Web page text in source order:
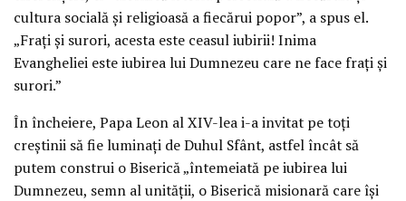
cultura socială și religioasă a fiecărui popor”, a spus el.
„Frați și surori, acesta este ceasul iubirii! Inima
Evangheliei este iubirea lui Dumnezeu care ne face frați și
surori.”
În încheiere, Papa Leon al XIV-lea i-a invitat pe toți
creștinii să fie luminați de Duhul Sfânt, astfel încât să
putem construi o Biserică „întemeiată pe iubirea lui
Dumnezeu, semn al unității, o Biserică misionară care își